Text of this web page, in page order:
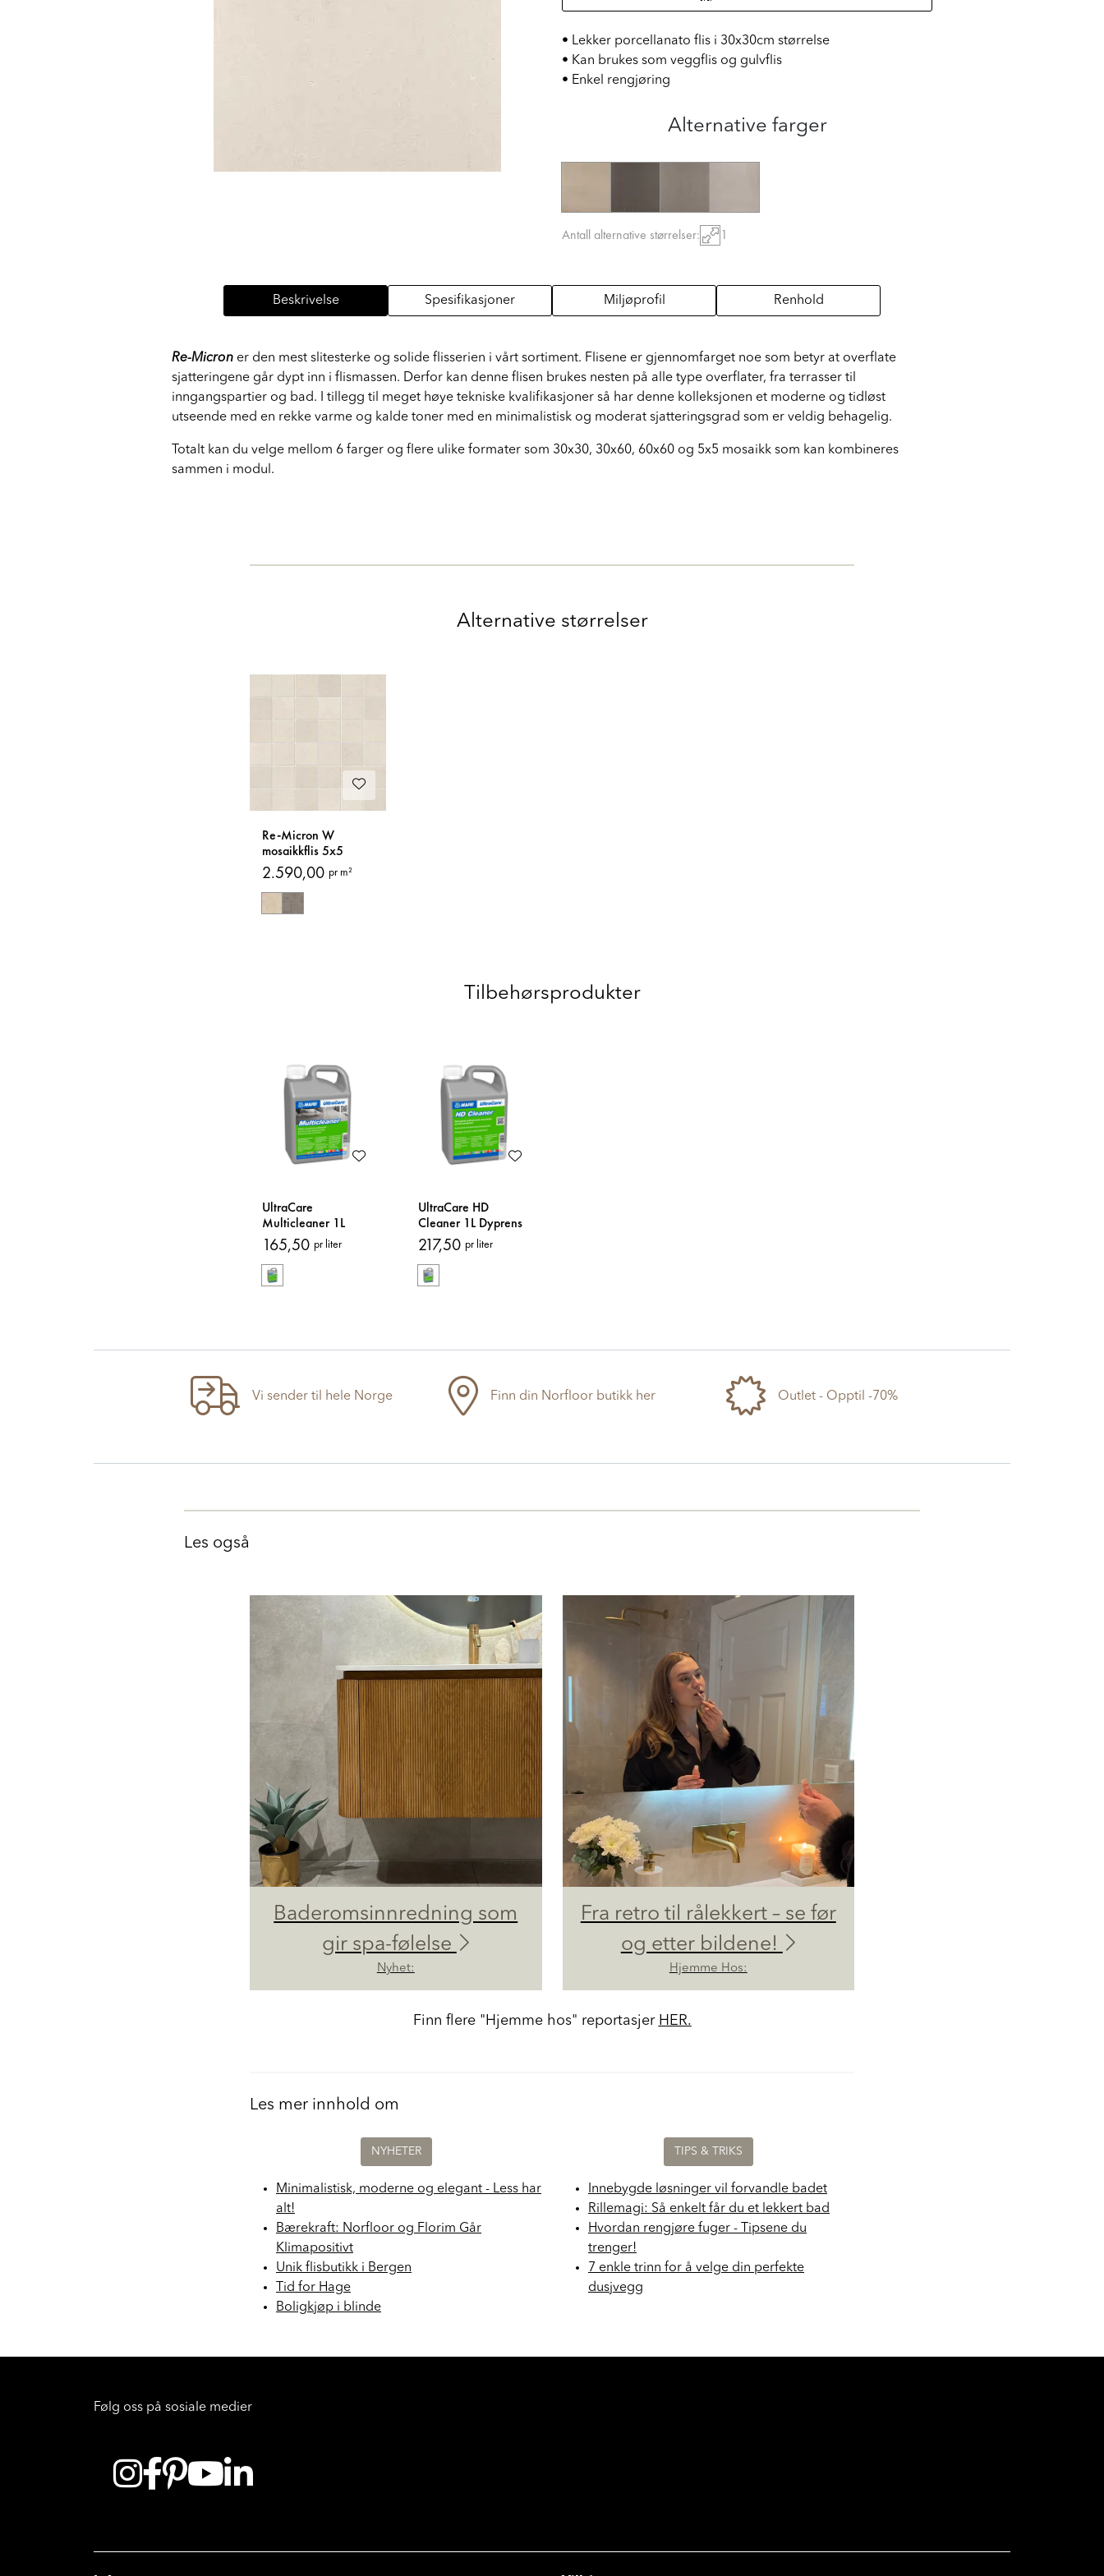
• Lekker porcellanato flis i 30x30cm størrelse
• Kan brukes som veggflis og gulvflis
• Enkel rengjøring
Alternative farger
Antall alternative størrelser: 1
Beskrivelse Spesifikasjoner Miljøprofil Renhold
Re-Micron er den mest slitesterke og solide flisserien i vårt sortiment. Flisene er gjennomfarget noe som betyr at overflate
sjatteringene går dypt inn i flismassen. Derfor kan denne flisen brukes nesten på alle type overflater, fra terrasser til
inngangspartier og bad. I tillegg til meget høye tekniske kvalifikasjoner så har denne kolleksjonen et moderne og tidløst
utseende med en rekke varme og kalde toner med en minimalistisk og moderat sjatteringsgrad som er veldig behagelig.
Totalt kan du velge mellom 6 farger og flere ulike formater som 30x30, 30x60, 60x60 og 5x5 mosaikk som kan kombineres
sammen i modul.
Alternative størrelser
Re-Micron W
mosaikkflis 5x5
2.590,00 pr m²
Tilbehørsprodukter
UltraCare
Multicleaner 1L
Rengjøringsmiddel
165,50 pr liter
UltraCare HD
Cleaner 1L Dyprens
217,50 pr liter
Vi sender til hele Norge Finn din Norfloor butikk her Outlet - Opptil -70%
Les også
Baderomsinnredning som
gir spa-følelse
Nyhet:
Fra retro til rålekkert – se før
og etter bildene!
Hjemme Hos:
Finn flere "Hjemme hos" reportasjer HER.
Les mer innhold om
NYHETER
Minimalistisk, moderne og elegant - Less har
alt!
Bærekraft: Norfloor og Florim Går
Klimapositivt
Unik flisbutikk i Bergen
Tid for Hage
Boligkjøp i blinde
TIPS & TRIKS
Innebygde løsninger vil forvandle badet
Rillemagi: Så enkelt får du et lekkert bad
Hvordan rengjøre fuger - Tipsene du
trenger!
7 enkle trinn for å velge din perfekte
dusjvegg
Følg oss på sosiale medier